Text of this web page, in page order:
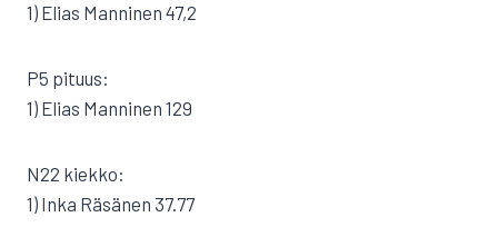
1) Elias Manninen 47,2
P5 pituus:
1) Elias Manninen 129
N22 kiekko:
1) Inka Räsänen 37.77